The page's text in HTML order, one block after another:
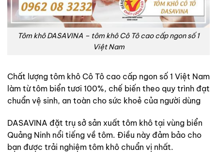
Tôm khô DASAVINA – tôm khô Cô Tô cao cấp ngon số 1
Việt Nam
Chất lượng tôm khô Cô Tô cao cấp ngon số 1 Việt Nam
làm từ tôm biển tươi 100%, chế biến theo quy trình đạt
chuẩn vệ sinh, an toàn cho sức khoẻ của người dùng
DASAVINA đặt trụ sở sản xuất tôm khô tại vùng biển
Quảng Ninh nổi tiếng về tôm. Điều này đảm bảo cho
bạn được trải nghiệm tôm khô chuẩn vị nhất.